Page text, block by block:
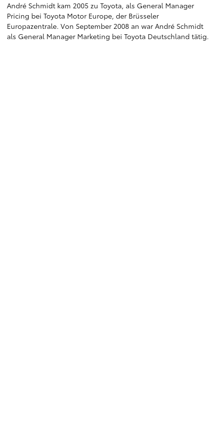
André Schmidt kam 2005 zu Toyota, als General Manager
Pricing bei Toyota Motor Europe, der Brüsseler
Europazentrale. Von September 2008 an war André Schmidt
als General Manager Marketing bei Toyota Deutschland tätig.